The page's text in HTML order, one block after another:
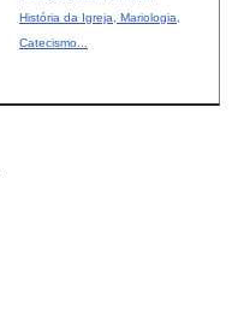
História da Igreja, Mariologia,
Catecismo...